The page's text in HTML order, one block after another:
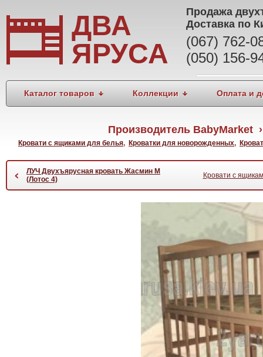
ДВА
ЯРУСА
Продажа
Доставка по
(067) 762-
(050) 156-
Каталог товаров Коллекции Оплата и
Производитель BabyMarket
Кровати с ящиками для белья, Кроватки для новорожденных,
‹
ЛУЧ Двухъярусная кровать Жасмин М
(Лотос 4)
Кровати с